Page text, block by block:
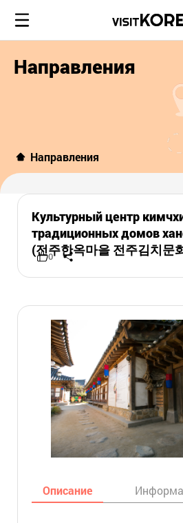
Направления
Направления
Культурный центр
традиционных домов
(전주한옥마을 전주김치문
0
Описание